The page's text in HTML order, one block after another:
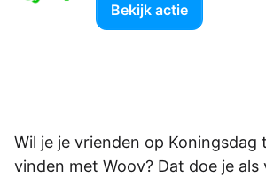
Bekijk actie
Wil je je vrienden op Koningsdag
vinden met Woov? Dat doe je als